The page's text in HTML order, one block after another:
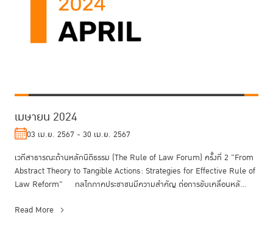
เมษายน 2024
03 เม.ย. 2567 - 30 เม.ย. 2567
เวทีสาธารณะด้านหลักนิติธรรม (The Rule of Law Forum) ครั้งที่ 2 "From
Abstract Theory to Tangible Actions: Strategies for Effective Rule of
Law Reform" กลไกภาคประชาชนมีความสำคัญ ต่อการขับเคลื่อนหลั...
Read More